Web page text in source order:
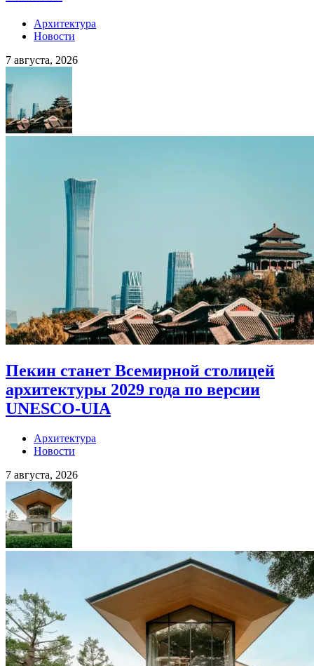
Архитектура
Новости
7 августа, 2026
Пекин станет Всемирной столицей
архитектуры 2029 года по версии
UNESCO-UIA
Архитектура
Новости
7 августа, 2026